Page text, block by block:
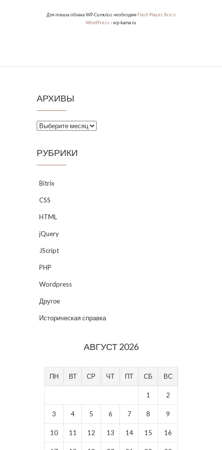
Для показа облака WP-Cumulus необходим Flash Player. Все о
WordPress - wp-kama.ru
АРХИВЫ
Архивы
РУБРИКИ
Bitrix
CSS
HTML
jQuery
JScript
PHP
Wordpress
Другое
Историческая справка
АВГУСТ 2026
ПН ВТ СР ЧТ ПТ СБ ВС
1 2
3 4 5 6 7 8 9
10 11 12 13 14 15 16